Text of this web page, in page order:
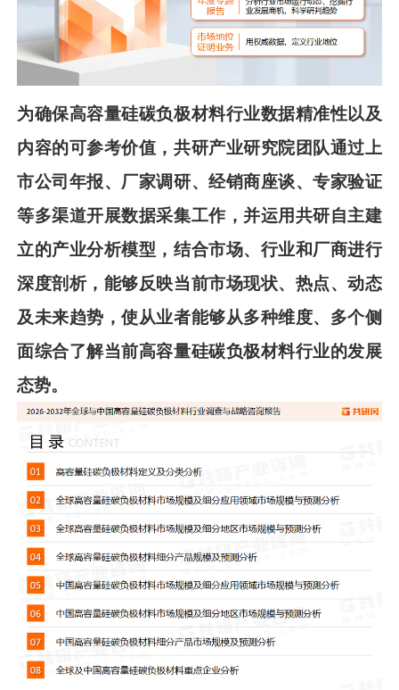
为确保高容量硅碳负极材料行业数据精准性以及
内容的可参考价值，共研产业研究院团队通过上
市公司年报、厂家调研、经销商座谈、专家验证
等多渠道开展数据采集工作，并运用共研自主建
立的产业分析模型，结合市场、行业和厂商进行
深度剖析，能够反映当前市场现状、热点、动态
及未来趋势，使从业者能够从多种维度、多个侧
面综合了解当前高容量硅碳负极材料行业的发展
态势。